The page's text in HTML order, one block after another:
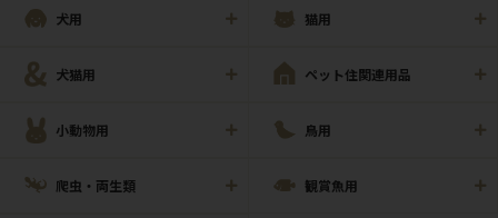
犬用 猫用
犬猫用 ペット住関連用品
小動物用 鳥用
爬虫・両生類 観賞魚用